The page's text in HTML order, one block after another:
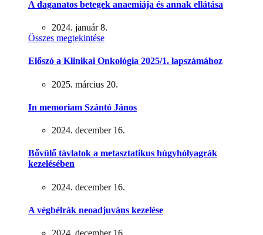
A daganatos betegek anaemiája és annak ellátása
2024. január 8.
Összes megtekintése
Előszó a Klinikai Onkológia 2025/1. lapszámához
2025. március 20.
In memoriam Szántó János
2024. december 16.
Bővülő távlatok a metasztatikus húgyhólyagrák
kezelésében
2024. december 16.
A végbélrák neoadjuváns kezelése